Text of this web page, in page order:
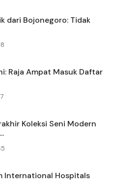
dari Bojonegoro: Tidak
Raja Ampat Masuk Daftar
Koleksi Seni Modern
International Hospitals